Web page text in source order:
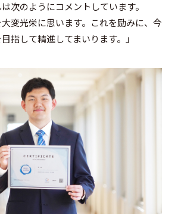
次のようにコメントしています。
大変光栄に思います。これを励みに、今
指して精進してまいります。」